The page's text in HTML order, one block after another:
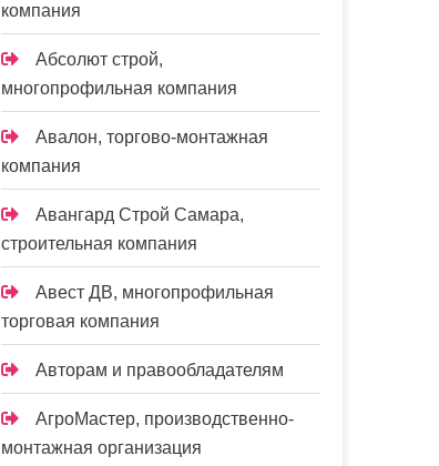
компания
Абсолют строй,
многопрофильная компания
Авалон, торгово-монтажная
компания
Авангард Строй Самара,
строительная компания
Авест ДВ, многопрофильная
торговая компания
Авторам и правообладателям
АгроМастер, производственно-
монтажная организация